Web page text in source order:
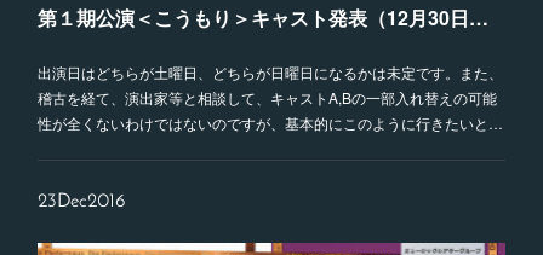
第１期公演＜こうもり＞キャスト発表（12月30日時点）
出演日はどちらが土曜日、どちらが日曜日になるかは未定です。また、
稽古を経て、演出家等と相談して、キャストA,Bの一部入れ替えの可能
性が全くないわけではないのですが、基本的にこのように行きたいと…
23Dec2016